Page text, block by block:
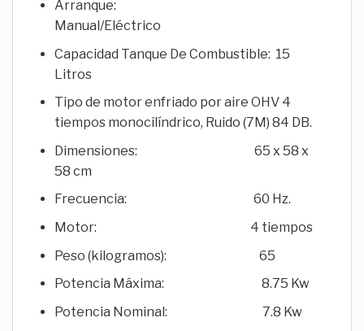
Arranque:
Manual/Eléctrico
Capacidad Tanque De Combustible: 15
Litros
Tipo de motor enfriado por aire OHV 4
tiempos monocilíndrico, Ruido (7M) 84 DB.
Dimensiones: 65 x 58 x
58 cm
Frecuencia: 60 Hz.
Motor: 4 tiempos
Peso (kilogramos): 65
Potencia Máxima: 8.75 Kw
Potencia Nominal: 7.8 Kw